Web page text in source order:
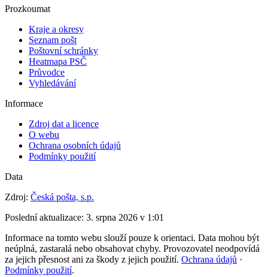
Prozkoumat
Kraje a okresy
Seznam pošt
Poštovní schránky
Heatmapa PSČ
Průvodce
Vyhledávání
Informace
Zdroj dat a licence
O webu
Ochrana osobních údajů
Podmínky použití
Data
Zdroj: Česká pošta, s.p.
Poslední aktualizace: 3. srpna 2026 v 1:01
Informace na tomto webu slouží pouze k orientaci. Data mohou být
neúplná, zastaralá nebo obsahovat chyby. Provozovatel neodpovídá
za jejich přesnost ani za škody z jejich použití. Ochrana údajů ·
Podmínky použití.